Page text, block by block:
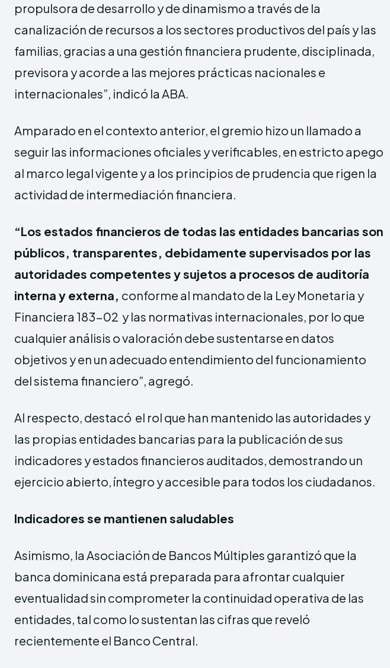
propulsora de desarrollo y de dinamismo a través de la
canalización de recursos a los sectores productivos del país y las
familias, gracias a una gestión financiera prudente, disciplinada,
previsora y acorde a las mejores prácticas nacionales e
internacionales”, indicó la ABA.
Amparado en el contexto anterior, el gremio hizo un llamado a
seguir las informaciones oficiales y verificables, en estricto apego
al marco legal vigente y a los principios de prudencia que rigen la
actividad de intermediación financiera.
“Los estados financieros de todas las entidades bancarias son
públicos, transparentes, debidamente supervisados por las
autoridades competentes y sujetos a procesos de auditoría
interna y externa, conforme al mandato de la Ley Monetaria y
Financiera 183-02 y las normativas internacionales, por lo que
cualquier análisis o valoración debe sustentarse en datos
objetivos y en un adecuado entendimiento del funcionamiento
del sistema financiero”, agregó.
Al respecto, destacó el rol que han mantenido las autoridades y
las propias entidades bancarias para la publicación de sus
indicadores y estados financieros auditados, demostrando un
ejercicio abierto, íntegro y accesible para todos los ciudadanos.
Indicadores se mantienen saludables
Asimismo, la Asociación de Bancos Múltiples garantizó que la
banca dominicana está preparada para afrontar cualquier
eventualidad sin comprometer la continuidad operativa de las
entidades, tal como lo sustentan las cifras que reveló
recientemente el Banco Central.